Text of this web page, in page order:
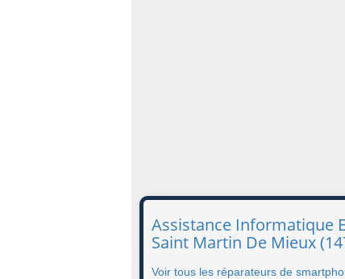
Assistance Informatique
Saint Martin De Mieux
Voir tous les réparateurs de